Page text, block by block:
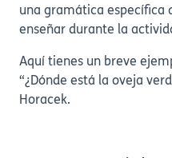
una gramática específica
enseñar durante la
Aquí tienes un breve
“¿Dónde está la oveja
Horacek.